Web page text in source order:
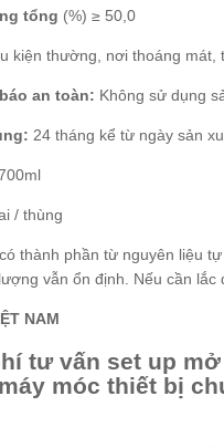
tổng (%) ≥ 50,0
kiện thường, nơi thoáng mát,
an toàn: Không sử dụng
24 tháng kể từ ngày sản
/ thùng
thành phần từ nguyên liệu
vẫn ổn định. Nếu cần lắc
NAM
tư vấn set up
móc thiết bị